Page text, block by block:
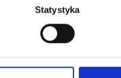
Statystyka